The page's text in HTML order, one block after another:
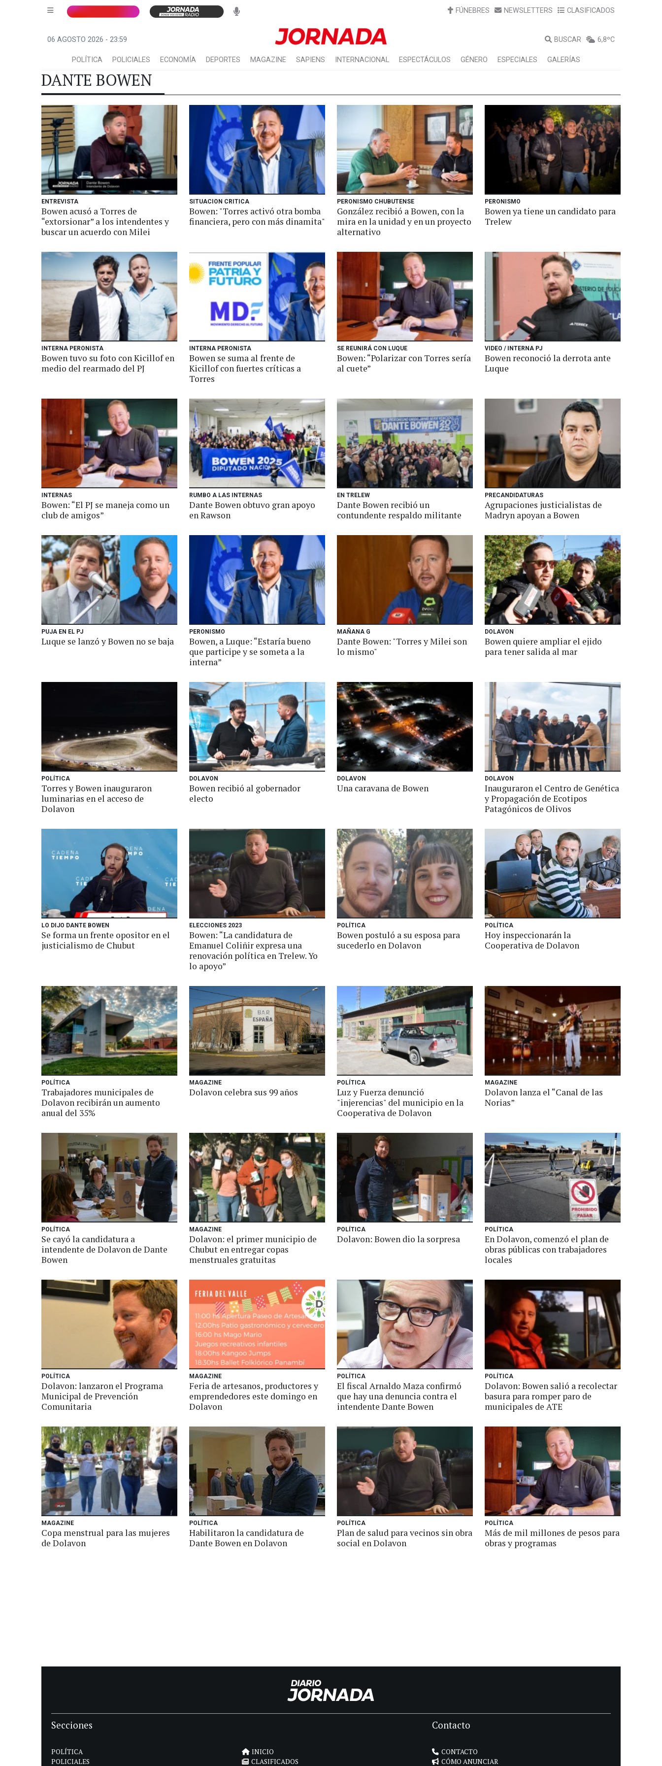
FÚNEBRES NEWSLETTERS CLASIFICADOS
06 AGOSTO 2026 - 23:59 BUSCAR 6,8ºC
POLÍTICA POLICIALES ECONOMÍA DEPORTES MAGAZINE SAPIENS INTERNACIONAL ESPECTÁCULOS GÉNERO ESPECIALES GALERÍAS
DANTE BOWEN
ENTREVISTA
Bowen acusó a Torres de
“extorsionar” a los intendentes y
buscar un acuerdo con Milei
SITUACION CRITICA
Bowen: "Torres activó otra bomba
financiera, pero con más dinamita"
PERONISMO CHUBUTENSE
González recibió a Bowen, con la
mira en la unidad y en un proyecto
alternativo
PERONISMO
Bowen ya tiene un candidato para
Trelew
INTERNA PERONISTA
Bowen tuvo su foto con Kicillof en
medio del rearmado del PJ
INTERNA PERONISTA
Bowen se suma al frente de
Kicillof con fuertes críticas a
Torres
SE REUNIRÁ CON LUQUE
Bowen: “Polarizar con Torres sería
al cuete”
VIDEO / INTERNA PJ
Bowen reconoció la derrota ante
Luque
INTERNAS
Bowen: “El PJ se maneja como un
club de amigos”
RUMBO A LAS INTERNAS
Dante Bowen obtuvo gran apoyo
en Rawson
EN TRELEW
Dante Bowen recibió un
contundente respaldo militante
PRECANDIDATURAS
Agrupaciones justicialistas de
Madryn apoyan a Bowen
PUJA EN EL PJ
Luque se lanzó y Bowen no se baja
PERONISMO
Bowen, a Luque: “Estaría bueno
que participe y se someta a la
interna”
MAÑANA G
Dante Bowen: "Torres y Milei son
lo mismo"
DOLAVON
Bowen quiere ampliar el ejido
para tener salida al mar
POLÍTICA
Torres y Bowen inauguraron
luminarias en el acceso de
Dolavon
DOLAVON
Bowen recibió al gobernador
electo
DOLAVON
Una caravana de Bowen
DOLAVON
Inauguraron el Centro de Genética
y Propagación de Ecotipos
Patagónicos de Olivos
LO DIJO DANTE BOWEN
Se forma un frente opositor en el
justicialismo de Chubut
ELECCIONES 2023
Bowen: “La candidatura de
Emanuel Coliñir expresa una
renovación política en Trelew. Yo
lo apoyo”
POLÍTICA
Bowen postuló a su esposa para
sucederlo en Dolavon
POLÍTICA
Hoy inspeccionarán la
Cooperativa de Dolavon
POLÍTICA
Trabajadores municipales de
Dolavon recibirán un aumento
anual del 35%
MAGAZINE
Dolavon celebra sus 99 años
POLÍTICA
Luz y Fuerza denunció
"injerencias" del municipio en la
Cooperativa de Dolavon
MAGAZINE
Dolavon lanza el “Canal de las
Norias”
POLÍTICA
Se cayó la candidatura a
intendente de Dolavon de Dante
Bowen
MAGAZINE
Dolavon: el primer municipio de
Chubut en entregar copas
menstruales gratuitas
POLÍTICA
Dolavon: Bowen dio la sorpresa
POLÍTICA
En Dolavon, comenzó el plan de
obras públicas con trabajadores
locales
POLÍTICA
Dolavon: lanzaron el Programa
Municipal de Prevención
Comunitaria
MAGAZINE
Feria de artesanos, productores y
emprendedores este domingo en
Dolavon
POLÍTICA
El fiscal Arnaldo Maza confirmó
que hay una denuncia contra el
intendente Dante Bowen
POLÍTICA
Dolavon: Bowen salió a recolectar
basura para romper paro de
municipales de ATE
MAGAZINE
Copa menstrual para las mujeres
de Dolavon
POLÍTICA
Habilitaron la candidatura de
Dante Bowen en Dolavon
POLÍTICA
Plan de salud para vecinos sin obra
social en Dolavon
POLÍTICA
Más de mil millones de pesos para
obras y programas
Secciones
POLÍTICA
POLICIALES
INICIO
CLASIFICADOS
Contacto
CONTACTO
CÓMO ANUNCIAR